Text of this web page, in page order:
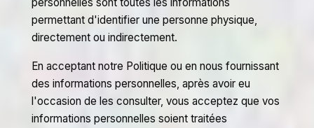
personnelles sont toutes les informations
permettant d'identifier une personne physique,
directement ou indirectement.
En acceptant notre Politique ou en nous fournissant
des informations personnelles, après avoir eu
l'occasion de les consulter, vous acceptez que vos
informations personnelles soient traitées